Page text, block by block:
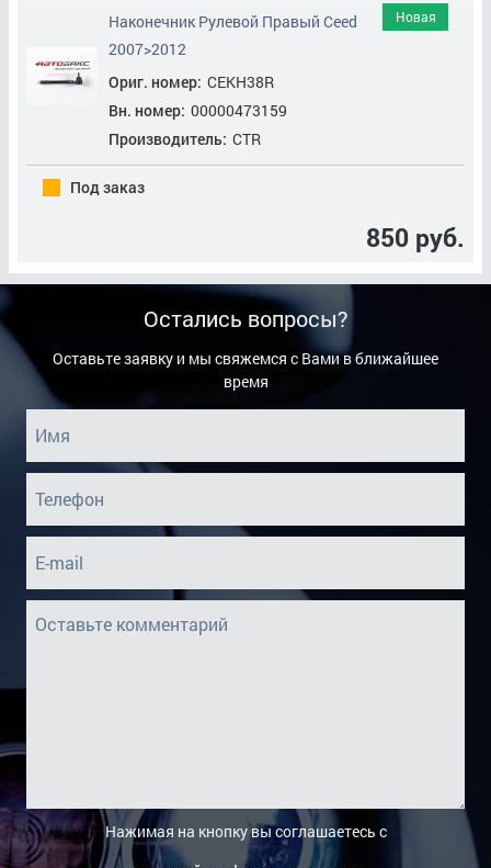
Новая
Наконечник Рулевой Правый Ceed
2007>2012
Ориг. номер: CEKH38R
Вн. номер: 00000473159
Производитель: CTR
850 руб.
Под заказ
Остались вопросы?
Оставьте заявку и мы свяжемся с Вами в ближайшее
время
Нажимая на кнопку вы соглашаетесь с